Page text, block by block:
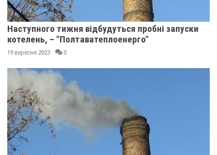
Наступного тижня відбудуться пробні запуски
котелень, – "Полтаватеплоенерго"
19 вересня 2023 0